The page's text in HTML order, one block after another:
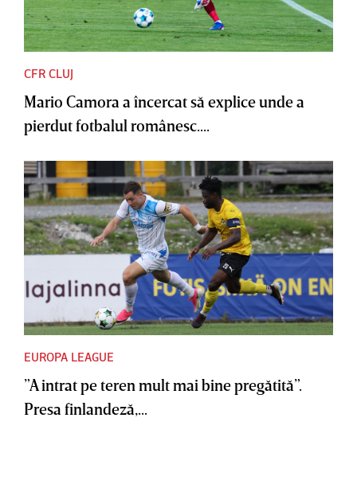
CFR CLUJ
Mario Camora a încercat să explice unde a
pierdut fotbalul românesc....
EUROPA LEAGUE
”A intrat pe teren mult mai bine pregătită”.
Presa finlandeză,...